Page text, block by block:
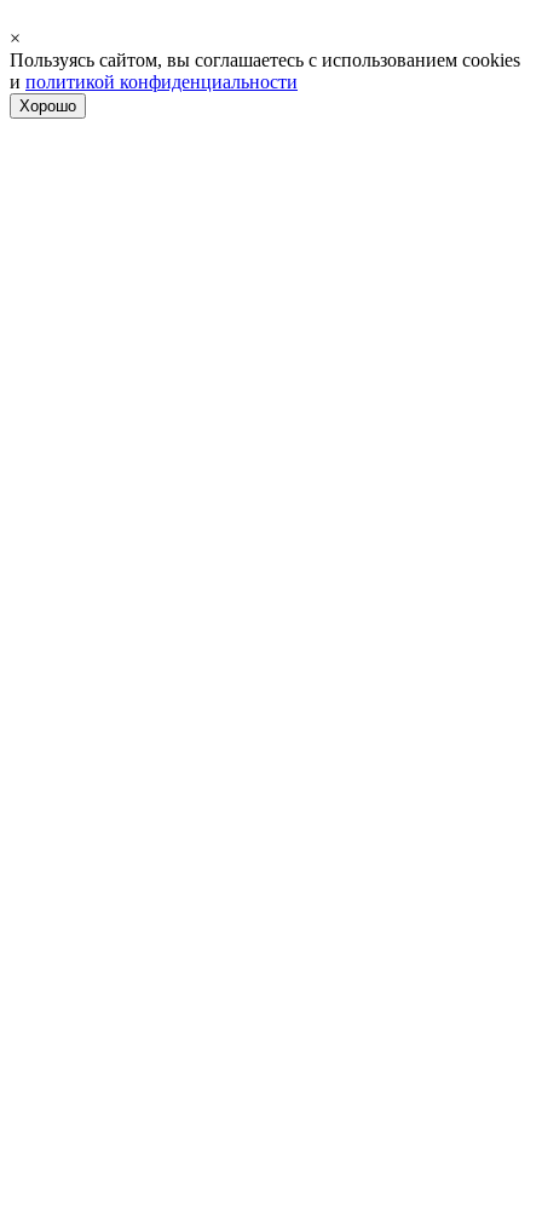
×
Пользуясь сайтом, вы соглашаетесь с использованием cookies
и политикой конфиденциальности
Хорошо